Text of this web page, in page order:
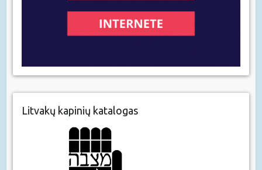
Litvakų kapinių katalogas